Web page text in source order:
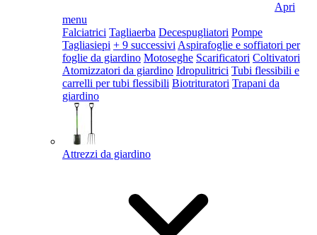
Apri
menu
Falciatrici Tagliaerba Decespugliatori Pompe
Tagliasiepi + 9 successivi Aspirafoglie e soffiatori per
foglie da giardino Motoseghe Scarificatori Coltivatori
Atomizzatori da giardino Idropulitrici Tubi flessibili e
carrelli per tubi flessibili Biotrituratori Trapani da
giardino
Attrezzi da giardino